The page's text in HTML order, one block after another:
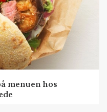
menuen hos